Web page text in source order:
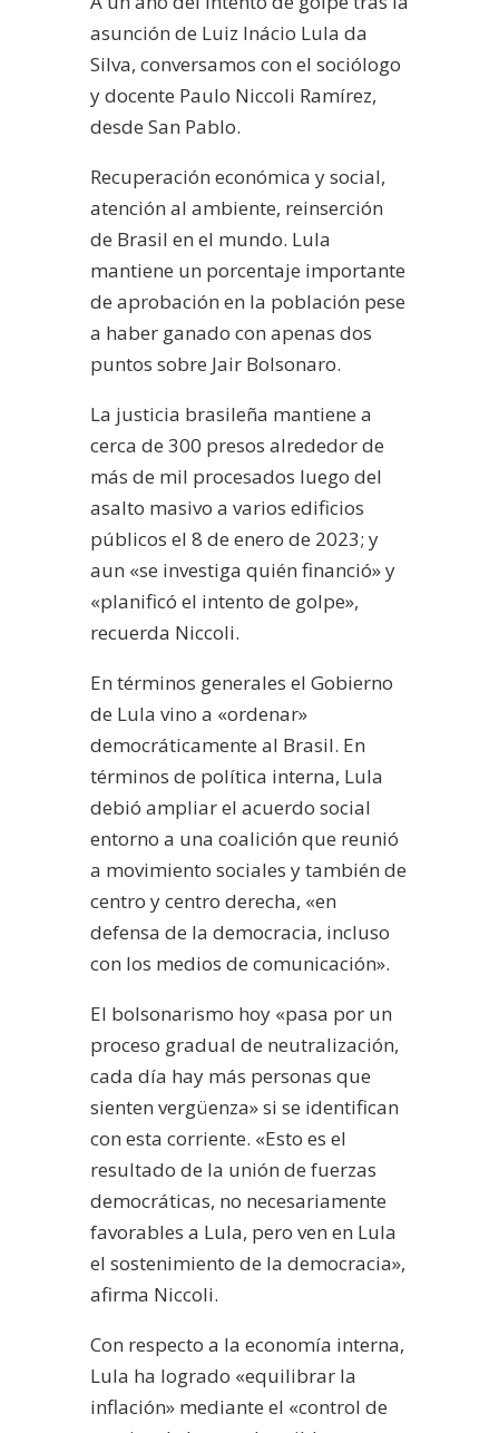
asunción de Luiz Inácio Lula da
Silva, conversamos con el sociólogo
y docente Paulo Niccoli Ramírez,
desde San Pablo.
Recuperación económica y social,
atención al ambiente, reinserción
de Brasil en el mundo. Lula
mantiene un porcentaje importante
de aprobación en la población pese
a haber ganado con apenas dos
puntos sobre Jair Bolsonaro.
La justicia brasileña mantiene a
cerca de 300 presos alrededor de
más de mil procesados luego del
asalto masivo a varios edificios
públicos el 8 de enero de 2023; y
aun «se investiga quién financió» y
«planificó el intento de golpe»,
recuerda Niccoli.
En términos generales el Gobierno
de Lula vino a «ordenar»
democráticamente al Brasil. En
términos de política interna, Lula
debió ampliar el acuerdo social
entorno a una coalición que reunió
a movimiento sociales y también de
centro y centro derecha, «en
defensa de la democracia, incluso
con los medios de comunicación».
El bolsonarismo hoy «pasa por un
proceso gradual de neutralización,
cada día hay más personas que
sienten vergüenza» si se identifican
con esta corriente. «Esto es el
resultado de la unión de fuerzas
democráticas, no necesariamente
favorables a Lula, pero ven en Lula
el sostenimiento de la democracia»,
afirma Niccoli.
Con respecto a la economía interna,
Lula ha logrado «equilibrar la
inflación» mediante el «control de